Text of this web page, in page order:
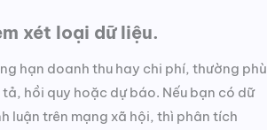
xét loại dữ liệu.
hạn doanh thu hay chi phí, thường phù
hồi quy hoặc dự báo. Nếu bạn có dữ
luận trên mạng xã hội, thì phân tích